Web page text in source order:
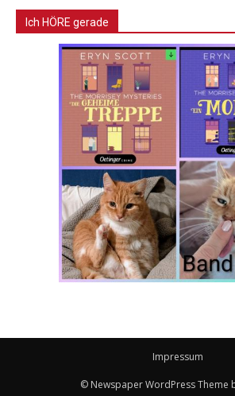
Ich HÖRE gerade
Impressum
© Newspaper WordPress Theme